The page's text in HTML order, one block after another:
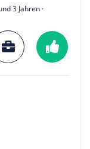
3 Jahren ·